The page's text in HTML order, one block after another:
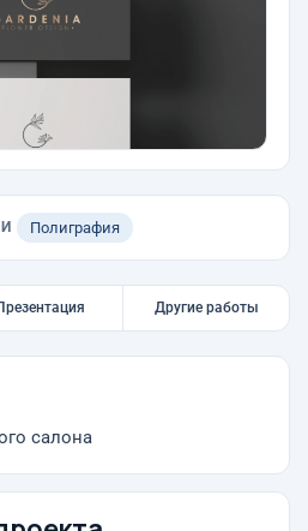
Полиграфия
Другие работы
салона